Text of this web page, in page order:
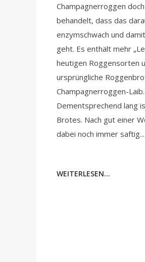
Champagnerroggen
behandelt, dass das
enzymschwach und
geht. Es enthält mehr
heutigen Roggensorten
ursprüngliche
Champagnerroggen-Laib.
Dementsprechend lang
Brotes. Nach gut einer
dabei noch immer saftig...
WEITERLESEN...